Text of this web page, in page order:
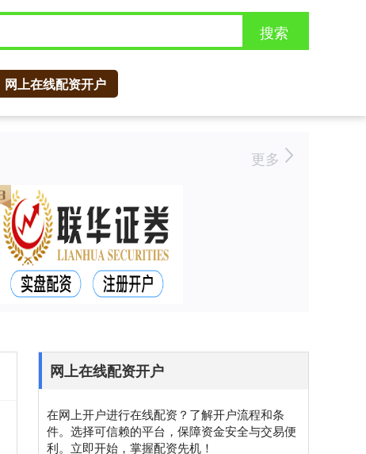
搜索
网上在线配资开户
更多
网上在线配资开户
在网上开户进行在线配资？了解开户流程和条
件。选择可信赖的平台，保障资金安全与交易便
利。立即开始，掌握配资先机！